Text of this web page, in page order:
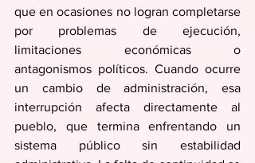
que en ocasiones no logran completarse
por problemas de ejecución,
limitaciones económicas o
antagonismos políticos. Cuando ocurre
un cambio de administración, esa
interrupción afecta directamente al
pueblo, que termina enfrentando un
sistema público sin estabilidad